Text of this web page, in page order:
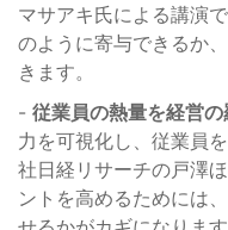
マサアキ氏による講演
のように寄与できるか
きます。
- 従業員の熱量を経営の
力を可視化し、従業員
社日経リサーチの戸澤
ントを高めるためには